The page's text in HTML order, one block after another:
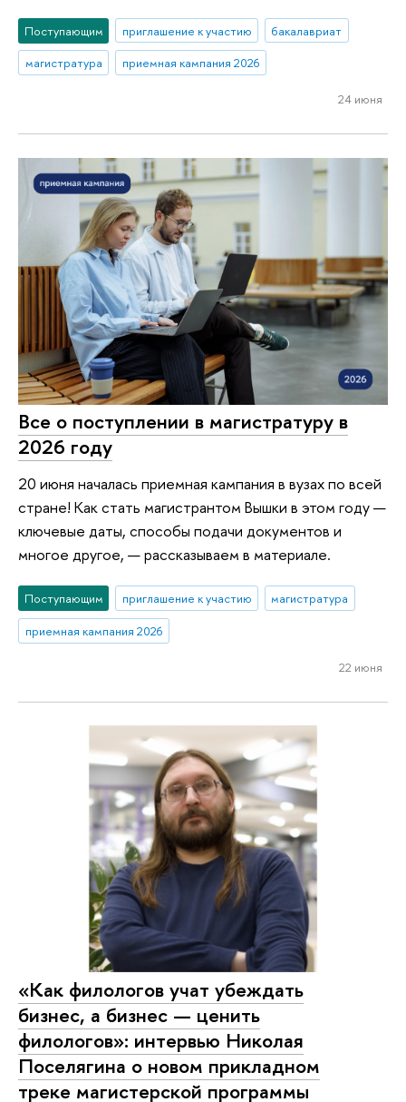
Поступающим приглашение к участию
бакалавриат
магистратура
приемная кампания 2026
24 июня
Все о поступлении в магистратуру в
2026 году
20 июня началась приемная кампания в вузах по всей
стране! Как стать магистрантом Вышки в этом году —
ключевые даты, способы подачи документов и
многое другое, — рассказываем в материале.
Поступающим приглашение к участию
магистратура
приемная кампания 2026
22 июня
«Как филологов учат убеждать
бизнес, а бизнес — ценить
филологов»: интервью Николая
Поселягина о новом прикладном
треке магистерской программы